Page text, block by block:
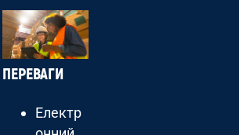
ПЕРЕВАГИ
Електр